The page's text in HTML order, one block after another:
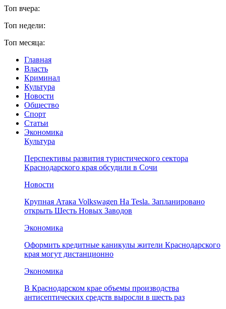
Топ вчера:
Топ недели:
Топ месяца:
Главная
Власть
Криминал
Культура
Новости
Общество
Спорт
Статьи
Экономика
Культура
Перспективы развития туристического сектора
Краснодарского края обсудили в Сочи
Новости
Крупная Атака Volkswagen На Tesla. Запланировано
открыть Шесть Новых Заводов
Экономика
Оформить кредитные каникулы жители Краснодарского
края могут дистанционно
Экономика
В Краснодарском крае объемы производства
антисептических средств выросли в шесть раз